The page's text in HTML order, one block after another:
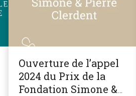
Ouverture de l’appel
2024 du Prix de la
Fondation Simone &